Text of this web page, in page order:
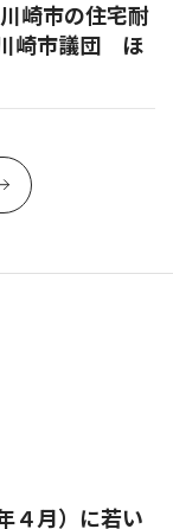
崎市の住宅耐
崎市議団 ほ
４月）に若い